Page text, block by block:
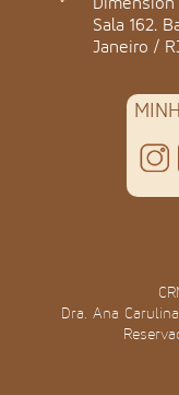
Sala 162.
Janeiro /
Dra. Ana